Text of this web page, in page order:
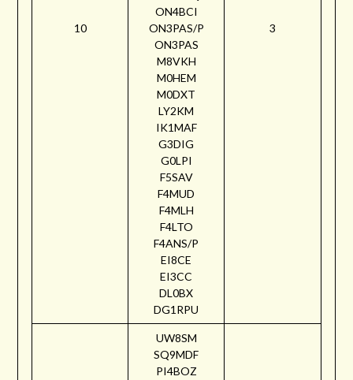
10
ON4BCI
ON3PAS/P
ON3PAS
M8VKH
M0HEM
M0DXT
LY2KM
IK1MAF
G3DIG
G0LPI
F5SAV
F4MUD
F4MLH
F4LTO
F4ANS/P
EI8CE
EI3CC
DL0BX
DG1RPU
3
UW8SM
SQ9MDF
PI4BOZ